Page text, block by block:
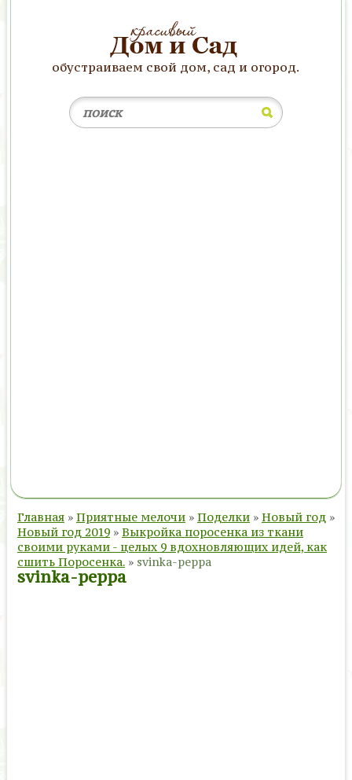
обустраиваем свой дом, сад и огород.
Главная » Приятные мелочи » Поделки » Новый год »
Новый год 2019 » Выкройка поросенка из ткани
своими руками - целых 9 вдохновляющих идей, как
сшить Поросенка. » svinka-peppa
svinka-peppa